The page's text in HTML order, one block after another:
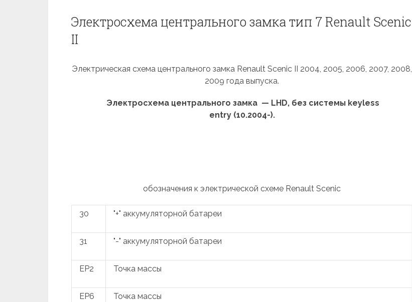
Электросхема центрального замка тип 7 Renault Scenic
II
Электрическая схема центрального замка Renault Scenic II 2004, 2005, 2006, 2007, 2008,
2009 года выпуска.
Электросхема центрального замка — LHD, без системы keyless
entry (10.2004-).
обозначения к электрической схеме Renault Scenic
30 "+" аккумуляторной батареи
31 "-" аккумуляторной батареи
EP2 Точка массы
EP6 Точка массы